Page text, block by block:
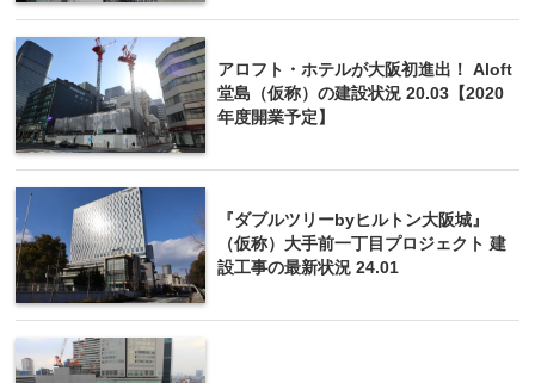
アロフト・ホテルが大阪初進出！ Aloft
堂島（仮称）の建設状況 20.03【2020
年度開業予定】
『ダブルツリーbyヒルトン大阪城』
（仮称）大手前一丁目プロジェクト 建
設工事の最新状況 24.01